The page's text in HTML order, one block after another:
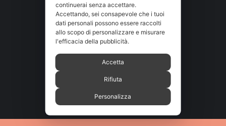
info@amarcordincontri.it
+39 333 440 1185
continuerai senza accettare.
Accettando, sei consapevole che i tuoi
dati personali possono essere raccolti
allo scopo di personalizzare e misurare
l'efficacia della pubblicità.
Accetta
Rifiuta
Personalizza